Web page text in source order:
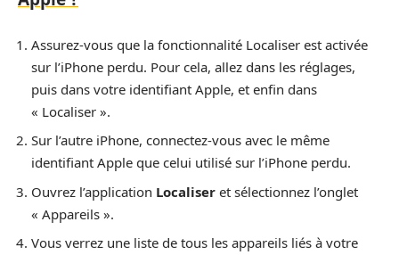
Assurez-vous que la fonctionnalité Localiser est activée
sur l’iPhone perdu. Pour cela, allez dans les réglages,
puis dans votre identifiant Apple, et enfin dans
« Localiser ».
Sur l’autre iPhone, connectez-vous avec le même
identifiant Apple que celui utilisé sur l’iPhone perdu.
Ouvrez l’application Localiser et sélectionnez l’onglet
« Appareils ».
Vous verrez une liste de tous les appareils liés à votre